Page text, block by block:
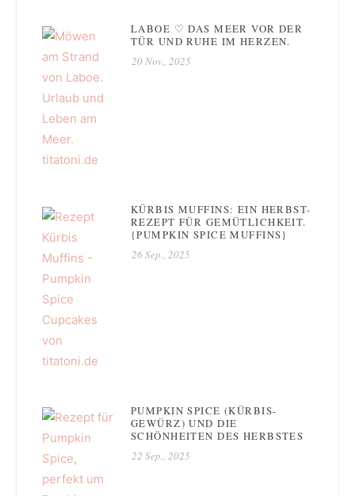
LABOE ♡ DAS MEER VOR DER
TÜR UND RUHE IM HERZEN.
20 Nov., 2025
KÜRBIS MUFFINS: EIN HERBST-
REZEPT FÜR GEMÜTLICHKEIT.
{PUMPKIN SPICE MUFFINS}
26 Sep., 2025
PUMPKIN SPICE (KÜRBIS-
GEWÜRZ) UND DIE
SCHÖNHEITEN DES HERBSTES
22 Sep., 2025